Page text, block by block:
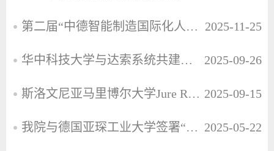
第二届“中德智能制造国际化人才培养项目”启动 2025-11-25
华中科技大学与达索系统共建卓越教育中心 2025-09-26
斯洛文尼亚马里博尔大学Jure Ravnik教授受邀来我院讲授研究生课程 2025-09-15
我院与德国亚琛工业大学签署“3+1+2”本硕衔接项目合作协议 2025-05-22